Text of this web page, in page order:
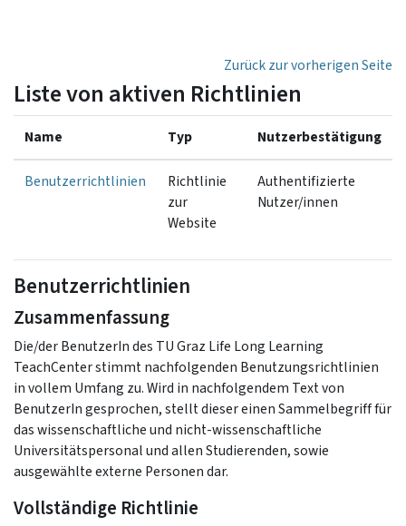
Zurück zur vorherigen Seite
Liste von aktiven Richtlinien
Name Typ Nutzerbestätigung
Benutzerrichtlinien
Richtlinie
zur
Website
Authentifizierte
Nutzer/innen
Benutzerrichtlinien
Zusammenfassung
Die/der BenutzerIn des TU Graz Life Long Learning
TeachCenter stimmt nachfolgenden Benutzungsrichtlinien
in vollem Umfang zu. Wird in nachfolgendem Text von
BenutzerIn gesprochen, stellt dieser einen Sammelbegriff für
das wissenschaftliche und nicht-wissenschaftliche
Universitätspersonal und allen Studierenden, sowie
ausgewählte externe Personen dar.
Vollständige Richtlinie